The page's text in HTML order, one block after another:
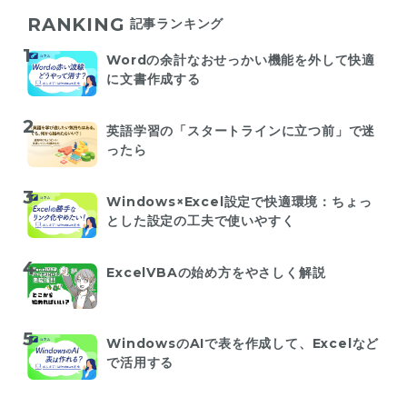
RANKING 記事ランキング
Wordの余計なおせっかい機能を外して快適
に文書作成する
英語学習の「スタートラインに立つ前」で迷
ったら
Windows×Excel設定で快適環境：ちょっ
とした設定の工夫で使いやすく
ExcelVBAの始め方をやさしく解説
WindowsのAIで表を作成して、Excelなど
で活用する